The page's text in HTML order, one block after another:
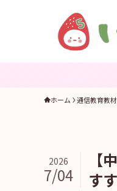
ホーム 通信教育教
【
す
2026
7/04